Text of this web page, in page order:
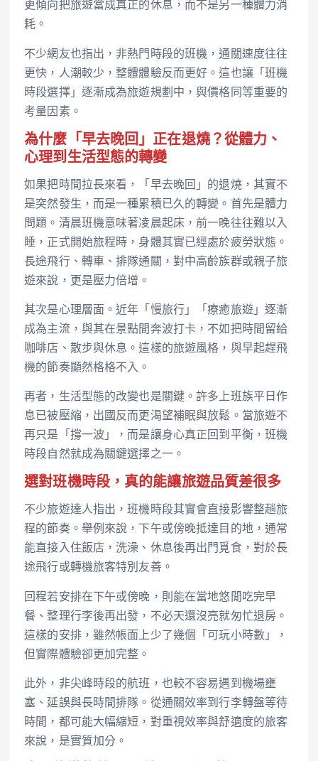
更傾向把旅遊當成真正的休息，而不是另一種體力消
耗。
不少網友也指出，非熱門時段的班機，通關速度往往
更快，人潮較少，整體體驗反而更好。這也讓「班機
時段選擇」逐漸成為旅遊規劃中，與價格同等重要的
考量因素。
為什麼「早去晚回」正在退燒？從體力、
心理到生活型態的轉變
如果把時間拉長來看，「早去晚回」的退燒，其實不
是突然發生，而是一種累積已久的轉變。首先是體力
問題。清晨班機意味著凌晨起床，前一晚往往難以入
睡，正式開始旅程時，身體其實已經處於疲勞狀態。
長途飛行、轉車、排隊通關，對中高齡族群或親子旅
遊來說，更是壓力倍增。
其次是心理層面。近年「慢旅行」「療癒旅遊」逐漸
成為主流，與其在景點間奔波打卡，不如把時間留給
咖啡店、散步與休息。這樣的旅遊風格，與早起趕飛
機的節奏顯然格格不入。
再者，生活型態的改變也是關鍵。許多上班族平日作
息已被壓縮，出國反而更渴望補眠與放鬆。當旅遊不
再只是「撐一波」，而是讓身心真正回到平衡，班機
時段自然就成為關鍵選擇之一。
選對班機時段，真的能讓旅遊品質差很多
不少旅遊達人指出，班機時段其實會直接影響整趟旅
程的節奏。舉例來說，下午或傍晚抵達目的地，通常
能直接入住飯店，洗澡、休息後再出門覓食，對於長
途飛行或轉機旅客特別友善。
回程若安排在下午或傍晚，則能在當地悠閒吃完早
餐、整理行李後再出發，不必天還沒亮就匆忙退房。
這樣的安排，雖然帳面上少了幾個「可玩小時數」，
但實際體驗卻更加完整。
此外，非尖峰時段的航班，也較不容易遇到機場壅
塞、延誤與長時間排隊。從通關效率到行李轉盤等待
時間，都可能大幅縮短，對重視效率與舒適度的旅客
來說，是實質加分。